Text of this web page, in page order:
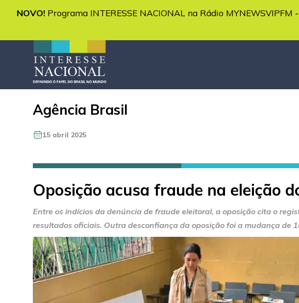
NOVO! Programa INTERESSE NACIONAL na Rádio
Agência Brasil
15 abril 2025
Oposição acusa fraude na eleição
Entre os indícios da denúncia de fraude eleitoral, a oposição cita o
resultados oficiais. Outra desconfiança da oposição foi a mudança de